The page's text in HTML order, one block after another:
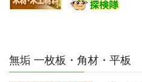
無垢 一枚板・角材・平板